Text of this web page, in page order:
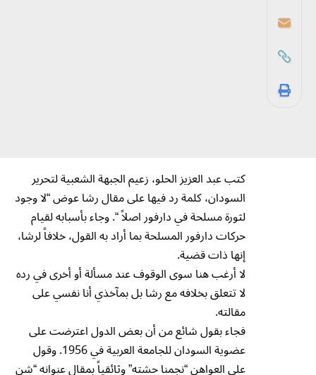
كتب عبد العزيز الحلو، زعيم الجبهة الشعبية لتحرير
السودان، كلمة رد فيها على مقال رشا عوض “لا وجود
لثورة مسلحة في دارفور اصلاً “. وجاء بأسبابه لقيام
حركات دارفور المسلحة بما أراد به القول، خلافاً لرشا،
إنها ذات قضية.
لا أرغب هنا سوى الوقوف عند مسألة أو أخرى في رده
لا تتعلق بخلافه مع رشا بل بمآخذي أنا نفسي على
مقالته.
فجاء بقول شائع من أن بعض الدول اعترضت على
عضوية السودان للجامعة العربية في 1956. وقول
على العواهن “نجمنا حشته” وثائقياً بمقال عنوانه “شن